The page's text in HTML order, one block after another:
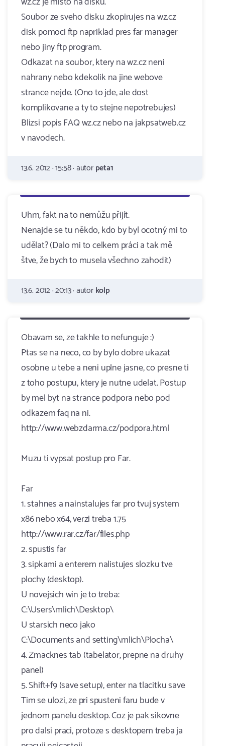
Soubor ze sveho disku zkopirujes na wz.cz
disk pomoci ftp napriklad pres far manager
nebo jiny ftp program.
Odkazat na soubor, ktery na wz.cz neni
nahrany nebo kdekolik na jine webove
strance nejde. (Ono to jde, ale dost
komplikovane a ty to stejne nepotrebujes)
Blizsi popis FAQ wz.cz nebo na jakpsatweb.cz
v navodech.
13.6. 2012 · 15:58 · autorpeta1
Uhm, fakt na to nemůžu přijít.
Nenajde se tu někdo, kdo by byl ocotný mi to
udělat? (Dalo mi to celkem práci a tak mě
štve, že bych to musela všechno zahodit)
13.6. 2012 · 20:13 · autorkolp
Obavam se, ze takhle to nefunguje :)
Ptas se na neco, co by bylo dobre ukazat
osobne u tebe a neni uplne jasne, co presne ti
z toho postupu, ktery je nutne udelat. Postup
by mel byt na strance podpora nebo pod
odkazem faq na ni.
http://www.webzdarma.cz/podpora.html
Muzu ti vypsat postup pro Far.
Far
1. stahnes a nainstalujes far pro tvuj system
x86 nebo x64, verzi treba 1.75
http://www.rar.cz/far/files.php
2. spustis far
3. sipkami a enterem nalistujes slozku tve
plochy (desktop).
U novejsich win je to treba:
C:\Users\mlich\Desktop\
U starsich neco jako
C:\Documents and setting\mlich\Plocha\
4. Zmacknes tab (tabelator, prepne na druhy
panel)
5. Shift+f9 (save setup), enter na tlacitku save
Tim se ulozi, ze pri spusteni faru bude v
jednom panelu desktop. Coz je pak sikovne
pro dalsi praci, protoze s desktopem treba ja